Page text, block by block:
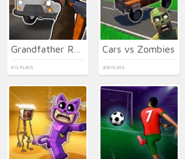
612 PLAYS
Cars vs Zombies
306 PLAYS